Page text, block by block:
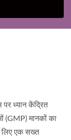
पर ध्यान केंद्रित
(GMP) मानकों का
लिए एक सख्त